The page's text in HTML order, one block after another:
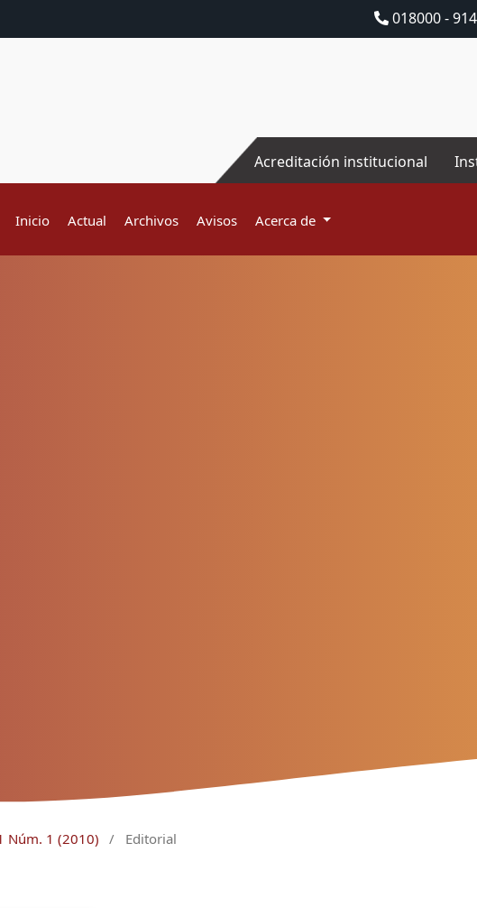
018000 -
Acreditación institucional
Inicio Actual Archivos Avisos Acerca de
Núm. 1 (2010) / Editorial